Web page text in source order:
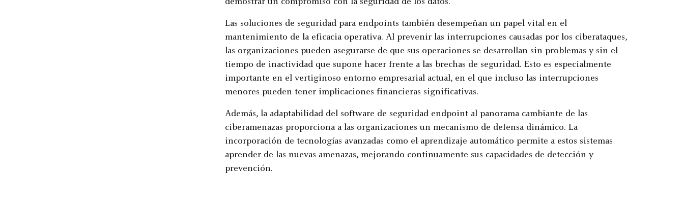
demostrar un compromiso con la seguridad de los datos.
Las soluciones de seguridad para endpoints también desempeñan un papel vital en el
mantenimiento de la eficacia operativa. Al prevenir las interrupciones causadas por los ciberataques,
las organizaciones pueden asegurarse de que sus operaciones se desarrollan sin problemas y sin el
tiempo de inactividad que supone hacer frente a las brechas de seguridad. Esto es especialmente
importante en el vertiginoso entorno empresarial actual, en el que incluso las interrupciones
menores pueden tener implicaciones financieras significativas.
Además, la adaptabilidad del software de seguridad endpoint al panorama cambiante de las
ciberamenazas proporciona a las organizaciones un mecanismo de defensa dinámico. La
incorporación de tecnologías avanzadas como el aprendizaje automático permite a estos sistemas
aprender de las nuevas amenazas, mejorando continuamente sus capacidades de detección y
prevención.